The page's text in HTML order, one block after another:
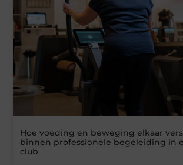
Hoe voeding en beweging elkaar
binnen professionele begeleiding in
club